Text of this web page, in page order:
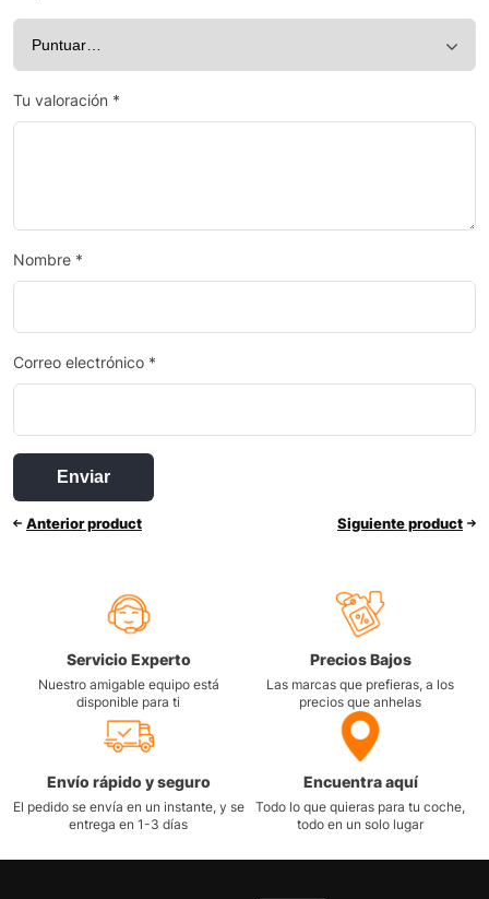
Tu valoración *
Nombre *
Correo electrónico *
Anterior product Siguiente product
Servicio Experto
Nuestro amigable equipo está
disponible para ti
Precios Bajos
Las marcas que prefieras, a los
precios que anhelas
Envío rápido y seguro
El pedido se envía en un instante, y se
entrega en 1-3 días
Encuentra aquí
Todo lo que quieras para tu coche,
todo en un solo lugar